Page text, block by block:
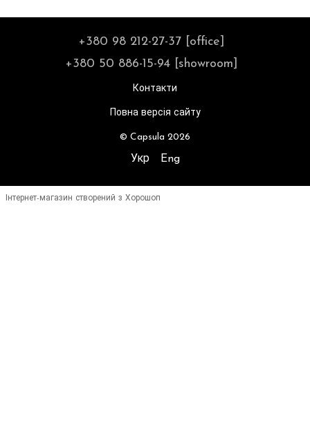
+380 98 212-27-37 [office]
+380 50 886-15-94 [showroom]
Контакти
Повна версія сайту
© Capsula 2026
Укр Eng
Інтернет-магазин створений з Хорошоп